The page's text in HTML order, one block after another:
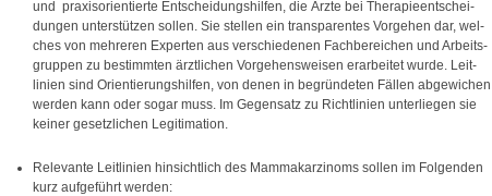
und praxisorientierte Entscheidungshilfen, die Ärzte bei Therapieentschei-
dungen unterstützen sollen. Sie stellen ein transparentes Vorgehen dar, wel-
ches von mehreren Experten aus verschiedenen Fachbereichen und Arbeits-
gruppen zu bestimmten ärztlichen Vorgehensweisen erarbeitet wurde. Leit-
linien sind Orientierungshilfen, von denen in begründeten Fällen abgewichen
werden kann oder sogar muss. Im Gegensatz zu Richtlinien unterliegen sie
keiner gesetzlichen Legitimation.
Relevante Leitlinien hinsichtlich des Mammakarzinoms sollen im Folgenden
kurz aufgeführt werden: